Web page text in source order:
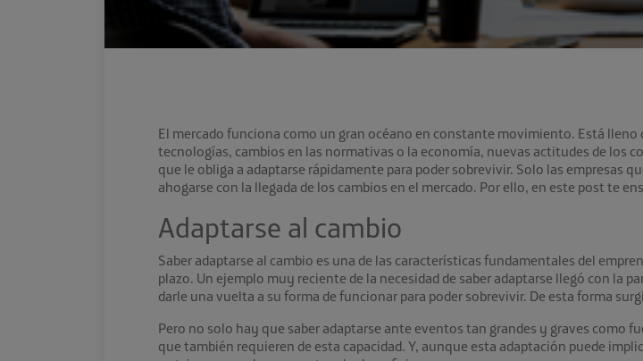
El mercado funciona como un gran océano en constante movimiento. Está
tecnologías, cambios en las normativas o la economía, nuevas actitudes de los
que le obliga a adaptarse rápidamente para poder sobrevivir. Solo las empresas
ahogarse con la llegada de los cambios en el mercado. Por ello, en este post te
Adaptarse al cambio
Saber adaptarse al cambio es una de las características fundamentales del
plazo. Un ejemplo muy reciente de la necesidad de saber adaptarse llegó con la
darle una vuelta a su forma de funcionar para poder sobrevivir. De esta forma
Pero no solo hay que saber adaptarse ante eventos tan grandes y graves como
que también requieren de esta capacidad. Y, aunque esta adaptación puede